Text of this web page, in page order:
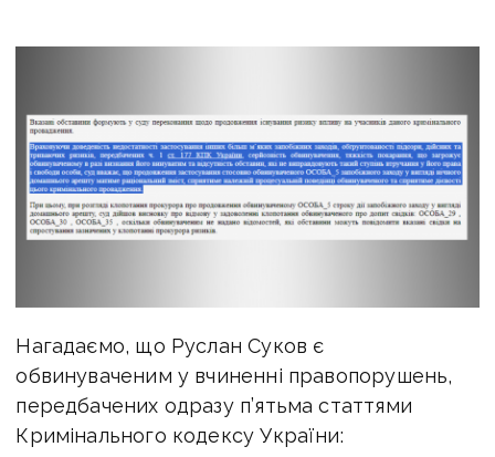
Нагадаємо, що Руслан Суков є
обвинуваченим у вчиненні правопорушень,
передбачених одразу п’ятьма статтями
Кримінального кодексу України: